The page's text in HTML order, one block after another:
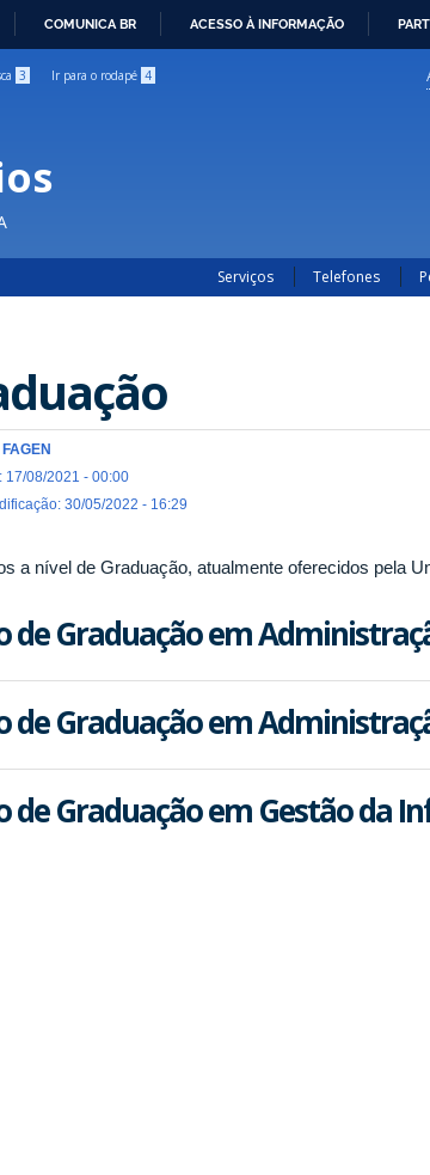
COMUNICA BR ACESSO À INFORMAÇÃO
3 Ir para o rodapé 4
Serviços Telefones
17/08/2021 - 00:00
30/05/2022 - 16:29
a nível de Graduação, atualmente oferecidos pela
de Graduação em
de Graduação em
de Graduação em Gestão da